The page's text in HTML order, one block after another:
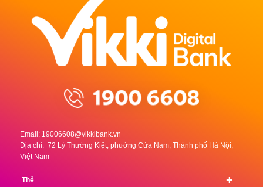
Email: 19006608@vikkibank.vn
Địa chỉ: 72 Lý Thường Kiệt, phường Cửa Nam, Thành phố Hà Nội,
Việt Nam
+
Thẻ